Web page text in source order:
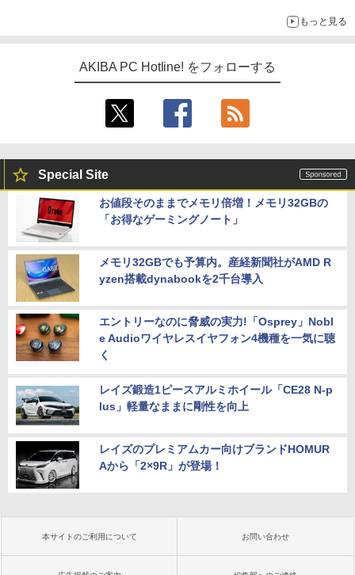
もっと見る
AKIBA PC Hotline! をフォローする
Special Site
お値段そのままでメモリ倍増！メモリ32GBの
「お得なゲーミングノート」
メモリ32GBでも予算内。産経新聞社がAMD R
yzen搭載dynabookを2千台導入
エントリーなのに脅威の実力!「Osprey」Nobl
e Audioワイヤレスイヤフォン4機種を一気に聴
く
レイズ鍛造1ピースアルミホイール「CE28 N-p
lus」軽量なままに剛性を向上
レイズのプレミアムカー向けブランドHOMUR
Aから「2×9R」が登場！
本サイトのご利用について お問い合わせ